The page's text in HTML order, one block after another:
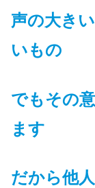
声の大き
いもの
でもその
ます
だから他